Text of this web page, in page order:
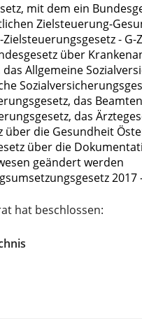
mit dem ein
Zielsteuerung-
- G-
über
Allgemeine
das
das
über die Gesundheit
über die
geändert werden
2017
hat beschlossen: